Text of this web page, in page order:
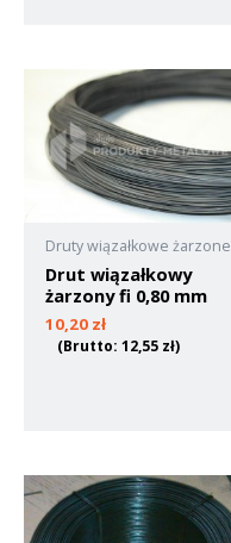
Druty wiązałkowe żarzone
Drut wiązałkowy
żarzony fi 0,80 mm
10,20 zł
(Brutto: 12,55 zł)